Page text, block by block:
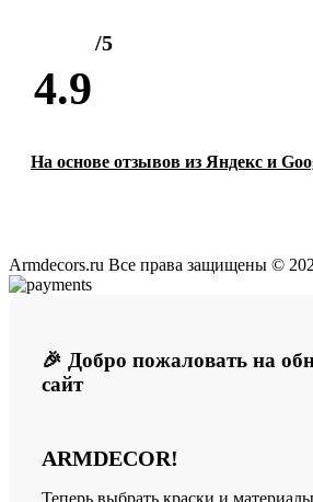
4.9
/5
На основе отзывов из Яндекс и
Armdecors.ru Все права защищены ©
🎉 Добро пожаловать на
сайт
ARMDECOR!